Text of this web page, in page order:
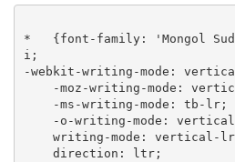
*   {font-family: 'Mongol
i;
-webkit-writing-mode: